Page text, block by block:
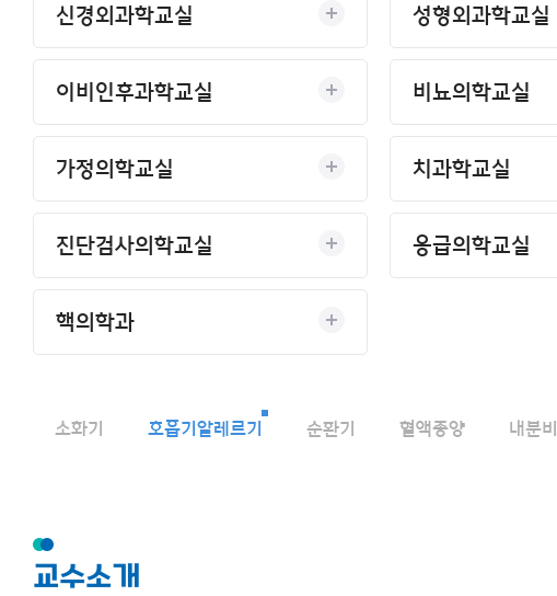
신경외과학교실 성형외과학교실
이비인후과학교실 비뇨의학교실
가정의학교실 치과학교실
진단검사의학교실 응급의학교실
핵의학과
소화기 호흡기알레르기 순환기 혈액종양 내분비
교수소개